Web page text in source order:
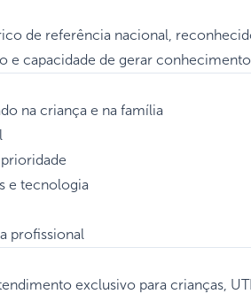
de referência nacional,
e capacidade de gerar
na criança e na família
e tecnologia
profissional
exclusivo para crianças,